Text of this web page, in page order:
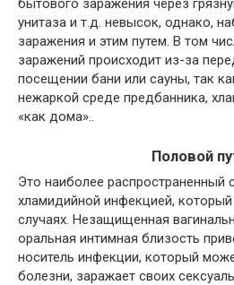
бытового заражения через
унитаза и т.д. невысок, однако,
заражения и этим путем. В том
заражений происходит из-за
посещении бани или сауны, так
нежаркой среде предбанника,
«как дома»..
Половой
Это наиболее распространенный
хламидийной инфекцией, который
случаях. Незащищенная
оральная интимная близость
носитель инфекции, который
болезни, заражает своих